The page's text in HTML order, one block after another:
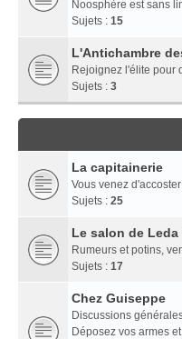
Noosphère est sans
Sujets : 15
L'Antichambre
Rejoignez l'élite pour
Sujets : 3
La capitainerie
Vous venez
Sujets : 25
Le salon de
Rumeurs et potins,
Sujets : 17
Chez Guiseppe
Discussions
Déposez vos armes